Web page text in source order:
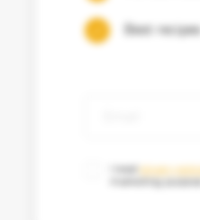
Best recipes
I readprivacy
marketing purpose.